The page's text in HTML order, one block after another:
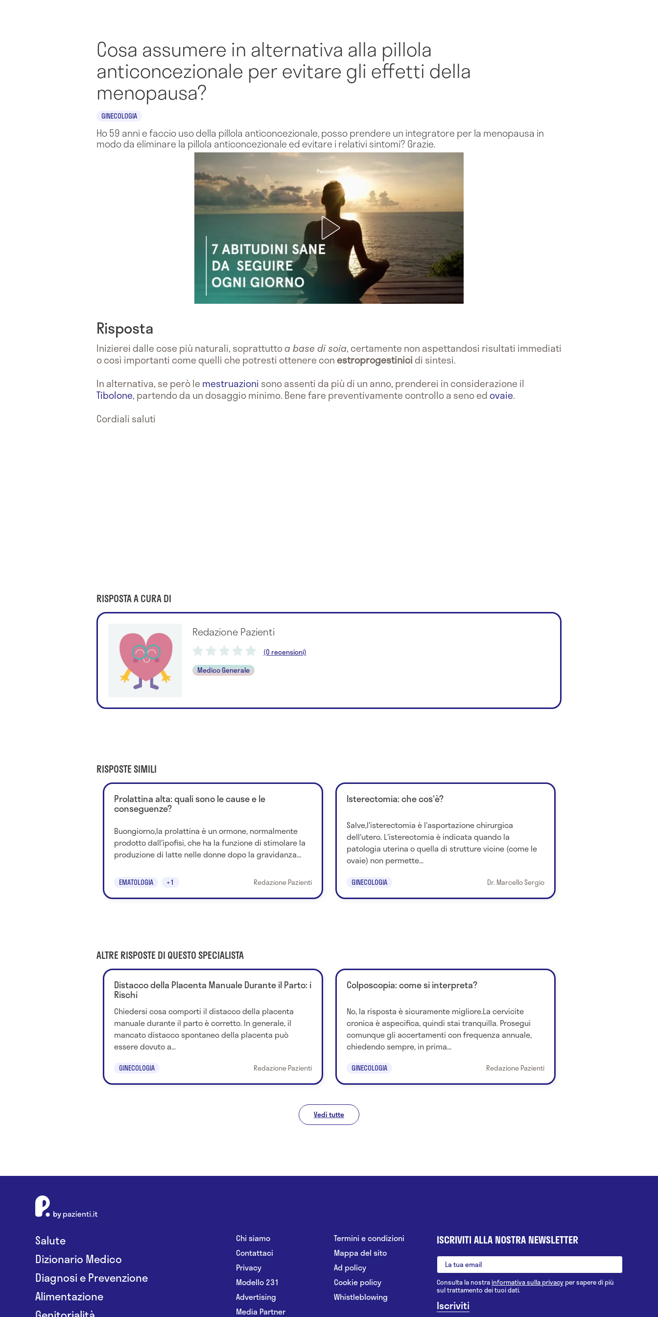
Cosa assumere in alternativa alla pillola
anticoncezionale per evitare gli effetti della
menopausa?
GINECOLOGIA
Ho 59 anni e faccio uso della pillola anticoncezionale, posso prendere un integratore per la menopausa in
modo da eliminare la pillola anticoncezionale ed evitare i relativi sintomi? Grazie.
Risposta
Inizierei dalle cose più naturali, soprattuttoa base di soia, certamente non aspettandosi risultati immediati
o così importanti come quelli che potresti ottenere conestroprogestinicidi sintesi.
In alternativa, se però le mestruazioni sono assenti da più di un anno, prenderei in considerazione il
Tibolone, partendo da un dosaggio minimo. Bene fare preventivamente controllo a seno edovaie.
Cordiali saluti
RISPOSTA A CURA DI
Redazione Pazienti
(0 recensioni)
Medico Generale
RISPOSTE SIMILI
Prolattina alta: quali sono le cause e le
conseguenze?
Buongiorno,la prolattina è un ormone, normalmente
prodotto dall'ipofisi, che ha la funzione di stimolare la
produzione di latte nelle donne dopo la gravidanza...
EMATOLOGIA +1 Redazione Pazienti
Isterectomia: che cos'è?
Salve,l'isterectomia è l'asportazione chirurgica
dell'utero. L'isterectomia è indicata quando la
patologia uterina o quella di strutture vicine (come le
ovaie) non permette...
GINECOLOGIA Dr. Marcello Sergio
ALTRE RISPOSTE DI QUESTO SPECIALISTA
Distacco della Placenta Manuale Durante il Parto: i
Rischi
Chiedersi cosa comporti il distacco della placenta
manuale durante il parto è corretto. In generale, il
mancato distacco spontaneo della placenta può
essere dovuto a...
GINECOLOGIA Redazione Pazienti
Colposcopia: come si interpreta?
No, la risposta è sicuramente migliore.La cervicite
cronica è aspecifica, quindi stai tranquilla. Prosegui
comunque gli accertamenti con frequenza annuale,
chiedendo sempre, in prima...
GINECOLOGIA Redazione Pazienti
Vedi tutte
Salute
Dizionario Medico
Diagnosi e Prevenzione
Alimentazione
Chi siamo
Contattaci
Privacy
Modello 231
Advertising
Media Partner
Termini e condizioni
Mappa del sito
Ad policy
Cookie policy
Whistleblowing
ISCRIVITI ALLA NOSTRA NEWSLETTER
Consulta la nostrainformativa sulla privacy per sapere di più
sul trattamento dei tuoi dati.